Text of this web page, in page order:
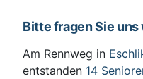
Bitte fragen Sie
Am Rennweg in
entstanden 14